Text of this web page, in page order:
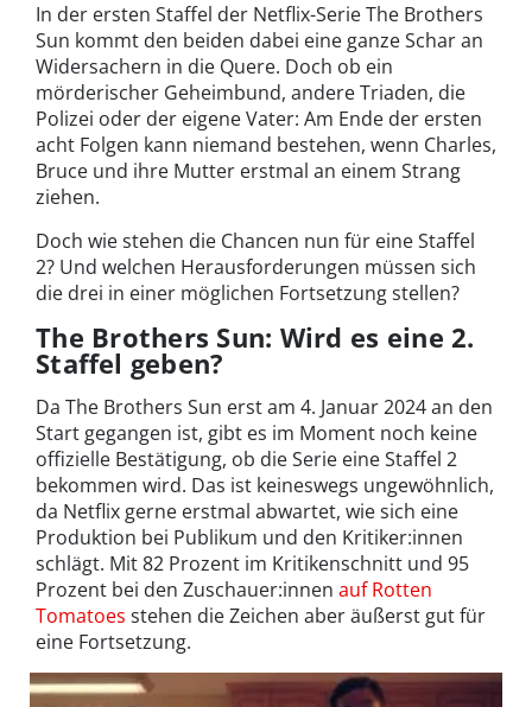
In der ersten Staffel der Netflix-Serie The Brothers
Sun kommt den beiden dabei eine ganze Schar an
Widersachern in die Quere. Doch ob ein
mörderischer Geheimbund, andere Triaden, die
Polizei oder der eigene Vater: Am Ende der ersten
acht Folgen kann niemand bestehen, wenn Charles,
Bruce und ihre Mutter erstmal an einem Strang
ziehen.
Doch wie stehen die Chancen nun für eine Staffel
2? Und welchen Herausforderungen müssen sich
die drei in einer möglichen Fortsetzung stellen?
The Brothers Sun: Wird es eine 2.
Staffel geben?
Da The Brothers Sun erst am 4. Januar 2024 an den
Start gegangen ist, gibt es im Moment noch keine
offizielle Bestätigung, ob die Serie eine Staffel 2
bekommen wird. Das ist keineswegs ungewöhnlich,
da Netflix gerne erstmal abwartet, wie sich eine
Produktion bei Publikum und den Kritiker:innen
schlägt. Mit 82 Prozent im Kritikenschnitt und 95
Prozent bei den Zuschauer:innen auf Rotten
Tomatoes stehen die Zeichen aber äußerst gut für
eine Fortsetzung.